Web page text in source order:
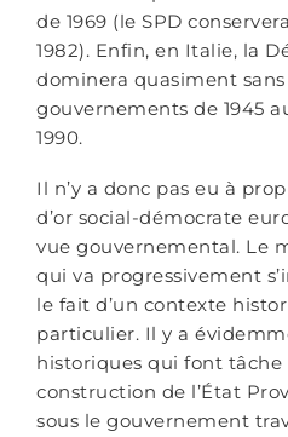
de 1969 (le SPD
1982). Enfin, en Italie, la
dominera quasiment
gouvernements de 1945
1990.
Il n’y a donc pas eu à
d’or social-démocrate
vue gouvernemental. Le
qui va progressivement
le fait d’un contexte
particulier. Il y a
historiques qui font tâche
construction de l’État
sous le gouvernement